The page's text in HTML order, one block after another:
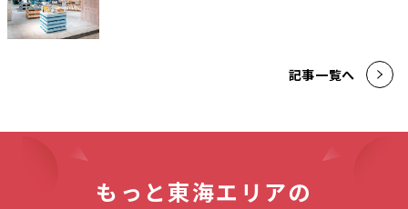
記事一覧へ
もっと東海エリアの